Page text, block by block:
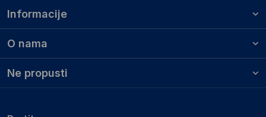
Informacije
O nama
Ne propusti